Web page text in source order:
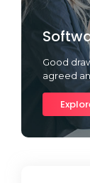
Good
agreed